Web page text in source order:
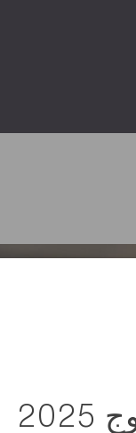
استلم كتالوج 2025